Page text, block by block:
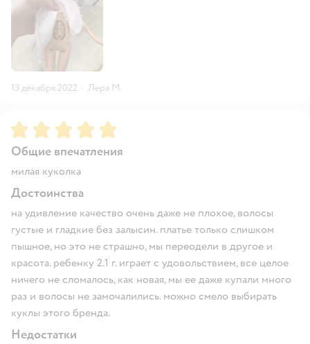
13 декабря 2022 · Лера М.
Рейтинг:5
Общие впечатления
милая куколка
Достоинства
на удивление качество очень даже не плохое, волосы
густые и гладкие без залысин. платье только слишком
пышное, но это не страшно, мы переодели в другое и
красота. ребенку 2.1 г. играет с удовольствием, все целое
ничего не сломалось, как новая, мы ее даже купали много
раз и волосы не замочалились. можно смело выбирать
куклы этого бренда.
Недостатки